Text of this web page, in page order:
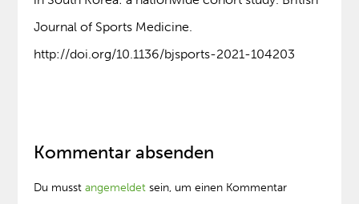
Journal of Sports Medicine.
http://doi.org/10.1136/bjsports-2021-104203
Kommentar absenden
Du musstangemeldet sein, um einen Kommentar